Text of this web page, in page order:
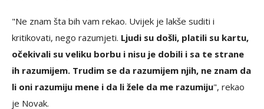
"Ne znam šta bih vam rekao. Uvijek je lakše suditi i
kritikovati, nego razumjeti. Ljudi su došli, platili su kartu,
očekivali su veliku borbu i nisu je dobili i sa te strane
ih razumijem. Trudim se da razumijem njih, ne znam da
li oni razumiju mene i da li žele da me razumiju", rekao
je Novak.